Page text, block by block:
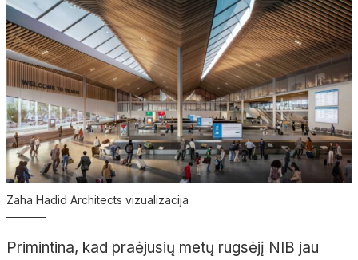
Zaha Hadid Architects vizualizacija
Primintina, kad praėjusių metų rugsėjį NIB jau